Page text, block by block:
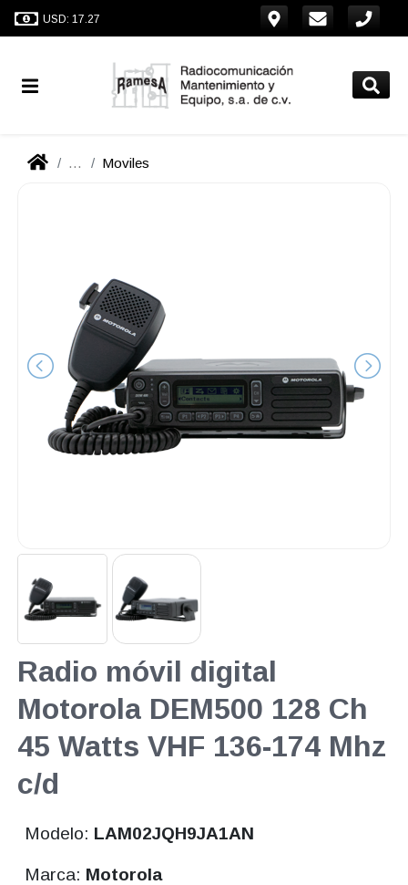
USD: 17.27
... Moviles
Radio móvil digital
Motorola DEM500 128 Ch
45 Watts VHF 136-174 Mhz
c/d
Modelo: LAM02JQH9JA1AN
Marca: Motorola